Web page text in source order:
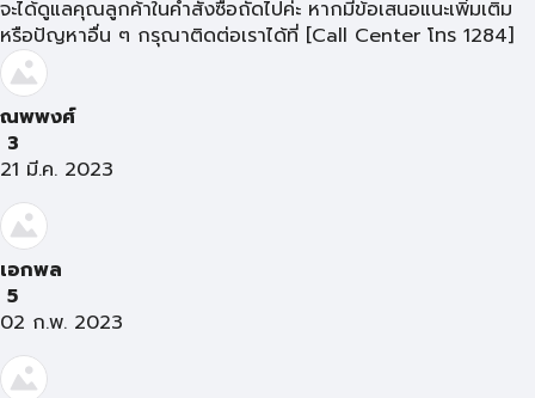
จะได้ดูแลคุณลูกค้าในคำสั่งซื้อถัดไปค่ะ หากมีข้อเสนอแนะเพิ่มเติม
หรือปัญหาอื่น ๆ กรุณาติดต่อเราได้ที่ [Call Center โทร 1284]
ณพพงศ์​
3
21 มี.ค. 2023
เอกพล
5
02 ก.พ. 2023